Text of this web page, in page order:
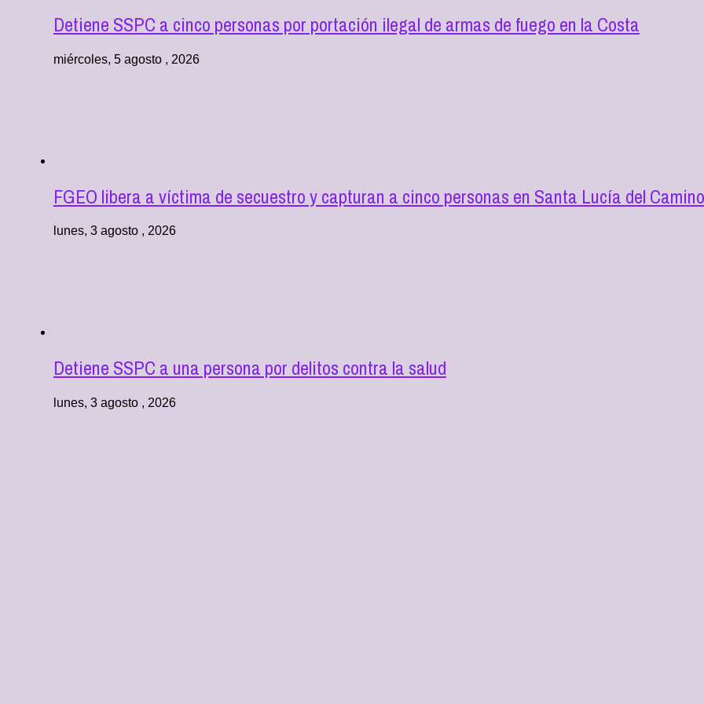
Detiene SSPC a cinco personas por portación ilegal de armas de fuego en la Costa
miércoles, 5 agosto , 2026
FGEO libera a víctima de secuestro y capturan a cinco personas en Santa Lucía del Camino
lunes, 3 agosto , 2026
Detiene SSPC a una persona por delitos contra la salud
lunes, 3 agosto , 2026